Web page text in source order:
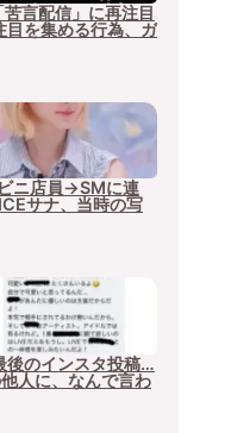
言配信」に再注目
目を集める行為、ガ
ニ店員→SMに連
サナ、当時の写
後のインスタ投稿…
人に、なんで言わ